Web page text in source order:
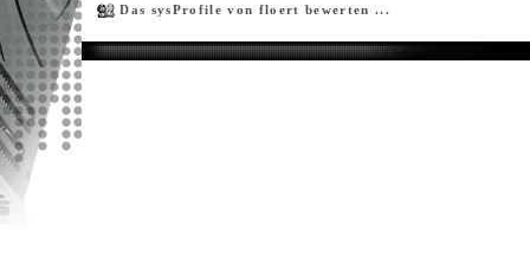
Das sysProfile von floert bewerten ...